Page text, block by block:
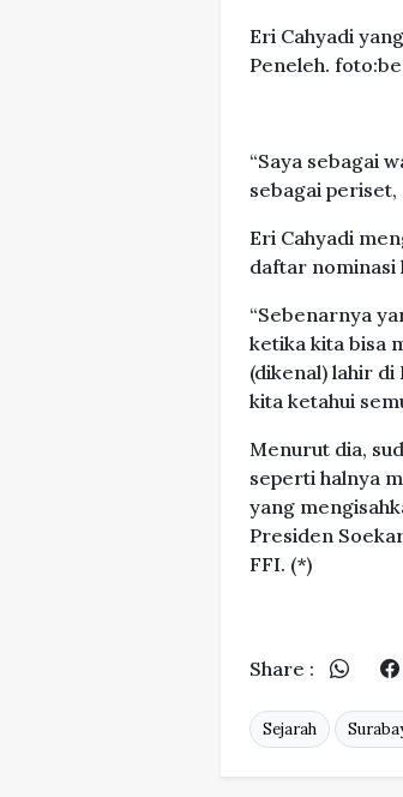
Eri Cahyadi
Peneleh.
“Saya sebagai
sebagai periset,
Eri Cahyadi
daftar nominasi
“Sebenarnya
ketika kita bisa
(dikenal) lahir
kita ketahui
Menurut dia,
seperti halnya
yang
Presiden
FFI. (*)
Share :
Sejarah